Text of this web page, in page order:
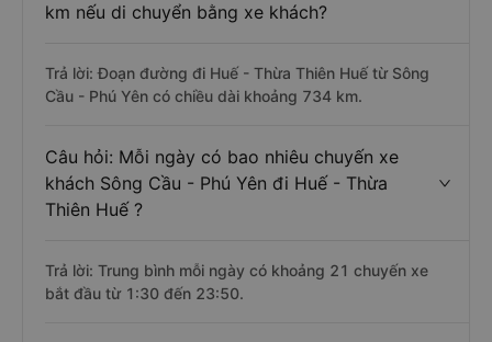
km nếu di chuyển bằng xe khách?
Trả lời: Đoạn đường đi Huế - Thừa Thiên Huế từ Sông
Cầu - Phú Yên có chiều dài khoảng 734 km.
Câu hỏi: Mỗi ngày có bao nhiêu chuyến xe
khách Sông Cầu - Phú Yên đi Huế - Thừa
Thiên Huế ?
Trả lời: Trung bình mỗi ngày có khoảng 21 chuyến xe
bắt đầu từ 1:30 đến 23:50.